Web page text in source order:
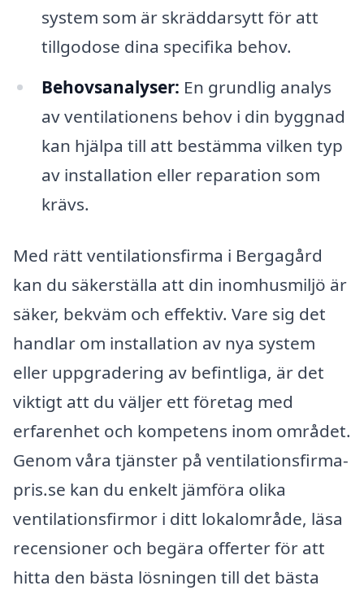
system som är skräddarsytt för att
tillgodose dina specifika behov.
Behovsanalyser: En grundlig analys
av ventilationens behov i din byggnad
kan hjälpa till att bestämma vilken typ
av installation eller reparation som
krävs.
Med rätt ventilationsfirma i Bergagård
kan du säkerställa att din inomhusmiljö är
säker, bekväm och effektiv. Vare sig det
handlar om installation av nya system
eller uppgradering av befintliga, är det
viktigt att du väljer ett företag med
erfarenhet och kompetens inom området.
Genom våra tjänster på ventilationsfirma-
pris.se kan du enkelt jämföra olika
ventilationsfirmor i ditt lokalområde, läsa
recensioner och begära offerter för att
hitta den bästa lösningen till det bästa